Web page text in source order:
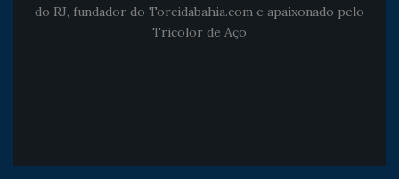
do RJ, fundador do Torcidabahia.com e apaixonado pelo
Tricolor de Aço